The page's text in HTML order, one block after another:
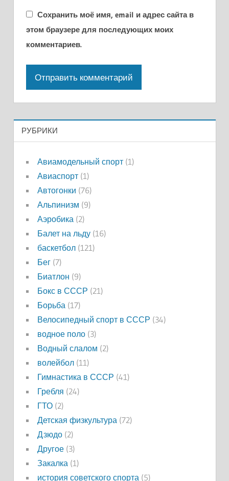
Сохранить моё имя, email и адрес сайта в
этом браузере для последующих моих
комментариев.
РУБРИКИ
Авиамодельный спорт(1)
Авиаспорт(1)
Автогонки (76)
Альпинизм (9)
Аэробика(2)
Балет на льду(16)
баскетбол(121)
Бег(7)
Биатлон (9)
Бокс в СССР (21)
Борьба(17)
Велосипедный спорт в СССР (34)
водное поло(3)
Водный слалом (2)
волейбол(11)
Гимнастика в СССР (41)
Гребля (24)
ГТО(2)
Детская физкультура(72)
Дзюдо(2)
Другое(3)
Закалка(1)
история советского спорта(5)